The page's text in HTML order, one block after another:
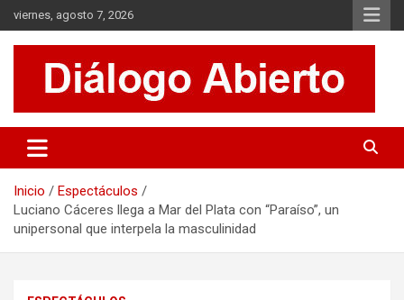
Saltar
al
contenido
viernes, agosto 7, 2026
Diálogo Abierto
Se tratan diversos temas de actualidad buscando hacer un
aporte a la sociedad, brindando información relevante de lo que
Inicio
Espectáculos
Luciano Cáceres llega a Mar del Plata con “Paraíso”, un
unipersonal que interpela la masculinidad